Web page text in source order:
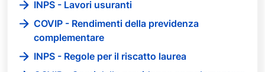
INPS - Lavori usuranti
COVIP - Rendimenti della previdenza
complementare
INPS - Regole per il riscatto laurea